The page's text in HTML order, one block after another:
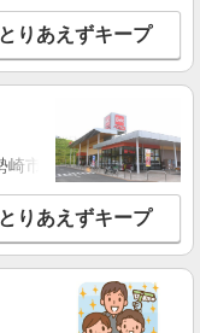
＆面接なし！駅チカ
日払い有/週払い有/交
)＞
詳細を見る
業部
護師
円 （基本給：
とりあえずキープ
市・太田市・館林市
とりあえずキープ